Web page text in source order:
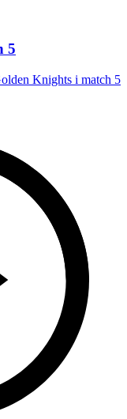
5
Knights i match 5